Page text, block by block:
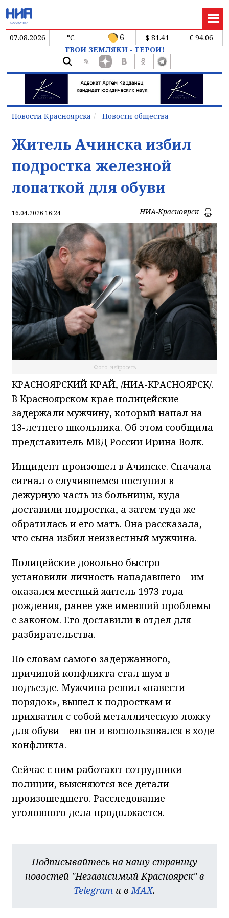
07.08.2026 °C 6 $ 81.41
€ 94.06
ТВОИ ЗЕМЛЯКИ - ГЕРОИ!
Новости Красноярска Новости общества
Житель Ачинска избил
подростка железной
лопаткой для обуви
16.04.2026 16:24 НИА-Красноярск
Фото: нейросеть
КРАСНОЯРСКИЙ КРАЙ, /НИА-КРАСНОЯРСК/.
В Красноярском крае полицейские
задержали мужчину, который напал на
13-летнего школьника. Об этом сообщила
представитель МВД России Ирина Волк.
Инцидент произошел в Ачинске. Сначала
сигнал о случившемся поступил в
дежурную часть из больницы, куда
доставили подростка, а затем туда же
обратилась и его мать. Она рассказала,
что сына избил неизвестный мужчина.
Полицейские довольно быстро
установили личность нападавшего – им
оказался местный житель 1973 года
рождения, ранее уже имевший проблемы
с законом. Его доставили в отдел для
разбирательства.
По словам самого задержанного,
причиной конфликта стал шум в
подъезде. Мужчина решил «навести
порядок», вышел к подросткам и
прихватил с собой металлическую ложку
для обуви – ею он и воспользовался в ходе
конфликта.
Сейчас с ним работают сотрудники
полиции, выясняются все детали
произошедшего. Расследование
уголовного дела продолжается.
Подписывайтесь на нашу страницу
новостей "Независимый Красноярск" в
Telegram и в MAX.